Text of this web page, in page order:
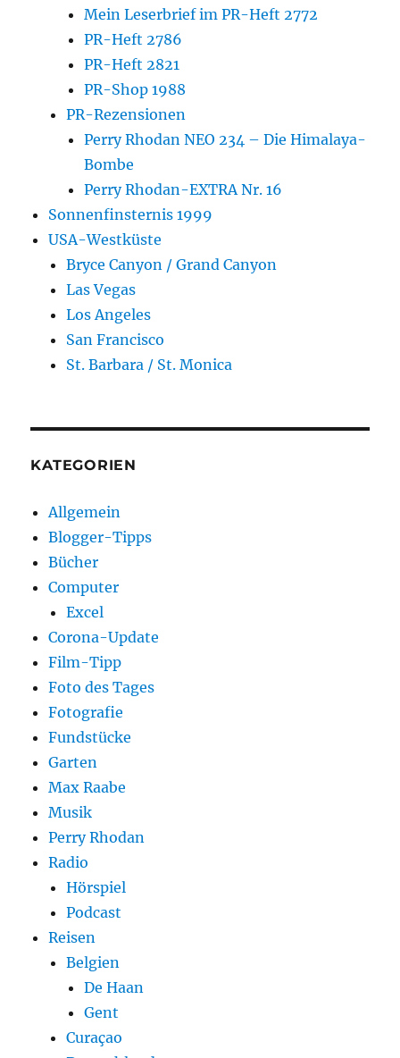
Mein Leserbrief im PR-Heft 2772
PR-Heft 2786
PR-Heft 2821
PR-Shop 1988
PR-Rezensionen
Perry Rhodan NEO 234 – Die Himalaya-
Bombe
Perry Rhodan-EXTRA Nr. 16
Sonnenfinsternis 1999
USA-Westküste
Bryce Canyon / Grand Canyon
Las Vegas
Los Angeles
San Francisco
St. Barbara / St. Monica
KATEGORIEN
Allgemein
Blogger-Tipps
Bücher
Computer
Excel
Corona-Update
Film-Tipp
Foto des Tages
Fotografie
Fundstücke
Garten
Max Raabe
Musik
Perry Rhodan
Radio
Hörspiel
Podcast
Reisen
Belgien
De Haan
Gent
Curaçao